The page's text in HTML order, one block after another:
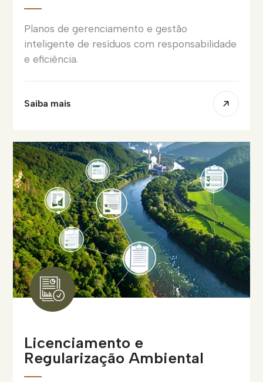
Planos de gerenciamento e gestão
inteligente de resíduos com responsabilidade
e eficiência.
Saiba mais
Licenciamento e
Regularização Ambiental